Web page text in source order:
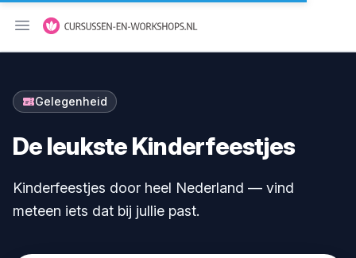
Menu openen
Gelegenheid
De leukste Kinderfeestjes
Kinderfeestjes door heel Nederland — vind
meteen iets dat bij jullie past.